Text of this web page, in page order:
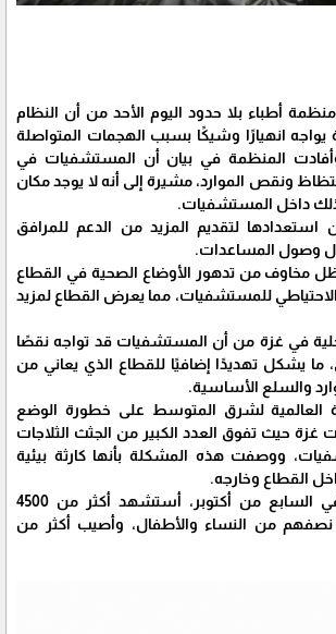
أطباء بلا حدود اليوم الأحد من أن النظام
انهيارًا وشيكًا بسبب الهجمات المتواصلة
المنظمة في بيان أن المستشفيات في
ونقص الموارد، مشيرة إلى أنه لا يوجد مكان
داخل المستشفيات.
لتقديم المزيد من الدعم للمرافق
وصول المساعدات.
ظل مخاوف من تدهور الأوضاع الصحية في القطاع
للمستشفيات، مما يعرض القطاع لمزيد
في غزة من أن المستشفيات قد تواجه نقصًا
ما يشكل تهديدًا إضافيًا للقطاع الذي يعاني من
والسلع الأساسية.
العالمية لشرق المتوسط على خطورة الوضع
حيث تفوق العدد الكبير من الجثث الثلاجات
ووصفت هذه المشكلة بأنها كارثة بيئية
القطاع وخارجه.
منذ بداية العدوان في السابع من أكتوبر، أستشهد أكثر من 4500
نصفهم من النساء والأطفال، وأصيب أكثر من